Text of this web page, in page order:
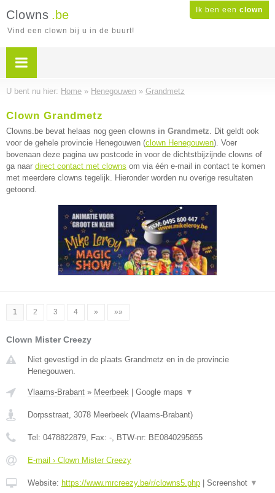
Ik ben een clown
Clowns .be
Vind een clown bij u in de buurt!
U bent nu hier: Home » Henegouwen » Grandmetz
Clown Grandmetz
Clowns.be bevat helaas nog geen clowns in Grandmetz. Dit geldt ook
voor de gehele provincie Henegouwen (clown Henegouwen). Voer
bovenaan deze pagina uw postcode in voor de dichtstbijzijnde clowns of
ga naar direct contact met clowns om via één e-mail in contact te komen
met meerdere clowns tegelijk. Hieronder worden nu overige resultaten
getoond.
1 2 3 4 » »»
Clown Mister Creezy
Niet gevestigd in de plaats Grandmetz en in de provincie
Henegouwen.
Vlaams-Brabant » Meerbeek Google maps ▼
Dorpsstraat, 3078 Meerbeek (Vlaams-Brabant)
Tel: 0478822879, Fax: -, BTW-nr: BE0840295855
E-mail › Clown Mister Creezy
Website: https://www.mrcreezy.be/r/clowns5.php Screenshot ▼